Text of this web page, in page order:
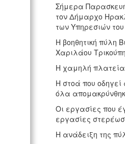
Σήμερα
τον Δήμαρχο
των Υπηρεσιών
Η βοηθητική πύλη
Χαριλάου
Η χαμηλή
Η στοά που
όλα
Οι εργασίες που
εργασίες
Η ανάδειξη της